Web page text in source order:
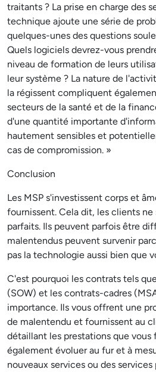
traitants ? La prise en charge des
technique ajoute une série de
quelques-unes des questions
Quels logiciels devrez-vous
niveau de formation de leurs
leur système ? La nature de
la régissent compliquent
secteurs de la santé et de la
d'une quantité importante
hautement sensibles et
cas de compromission. »
Conclusion
Les MSP s'investissent corps et
fournissent. Cela dit, les clients ne
parfaits. Ils peuvent parfois être
malentendus peuvent survenir
pas la technologie aussi bien que
C'est pourquoi les contrats tels
(SOW) et les contrats-cadres
importance. Ils vous offrent une
de malentendu et fournissent au
détaillant les prestations que vous
également évoluer au fur et à
nouveaux services ou des